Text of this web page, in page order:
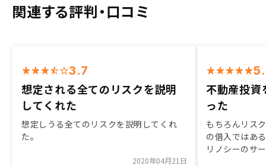
関連する評判・口コミ
3.7
想定される全てのリスクを説明
してくれた
想定しうる全てのリスクを説明してくれ
た。
2020年04月21日
不動産投資
った
もちろんリス
の借入ではあ
リノシーのサ